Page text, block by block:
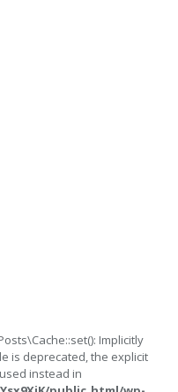
Implicitly
is deprecated, the explicit
instead in